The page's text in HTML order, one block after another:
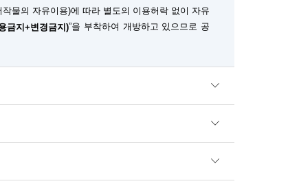
물의 자유이용)에 따라 별도의 이용허락 없이 자유
금지+변경금지)”을 부착하여 개방하고 있으므로 공